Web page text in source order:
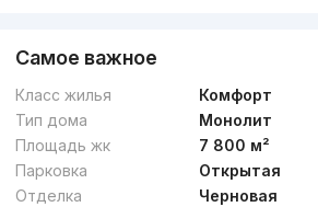
Самое важное
Класс жилья
Комфорт
Тип дома
Монолит
Площадь жк
7 800 м²
Парковка
Открытая
Отделка
Черновая